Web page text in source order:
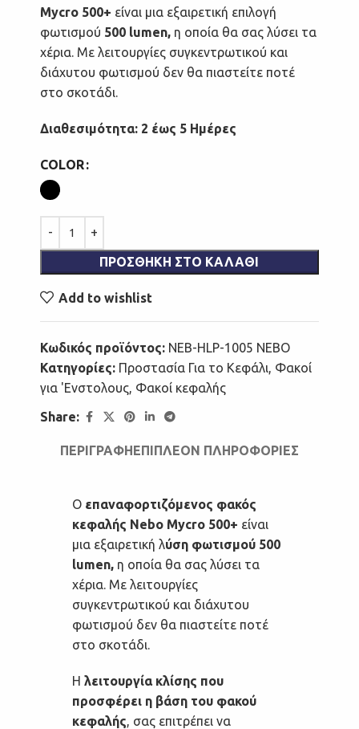
Mycro 500+ είναι μια εξαιρετική επιλογή
φωτισμού 500 lumen, η οποία θα σας λύσει τα
χέρια. Με λειτουργίες συγκεντρωτικού και
διάχυτου φωτισμού δεν θα πιαστείτε ποτέ
στο σκοτάδι.
Διαθεσιμότητα: 2 έως 5 Ημέρες
COLOR
ΠΡΟΣΘΉΚΗ ΣΤΟ ΚΑΛΆΘΙ
Add to wishlist
Κωδικός προϊόντος: NEB-HLP-1005 NEBO
Κατηγορίες: Προστασία Για το Κεφάλι, Φακοί
για 'Ενστολους, Φακοί κεφαλής
Share:
ΠΕΡΙΓΡΑΦΉΕΠΙΠΛΈΟΝ ΠΛΗΡΟΦΟΡΊΕΣ
Ο επαναφορτιζόμενος φακός
κεφαλής Nebo Mycro 500+ είναι
μια εξαιρετική λύση φωτισμού 500
lumen, η οποία θα σας λύσει τα
χέρια. Με λειτουργίες
συγκεντρωτικού και διάχυτου
φωτισμού δεν θα πιαστείτε ποτέ
στο σκοτάδι.
Η λειτουργία κλίσης που
προσφέρει η βάση του φακού
κεφαλής, σας επιτρέπει να